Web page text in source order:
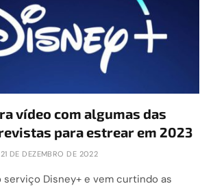
vídeo com algumas das
para estrear em 2023
21 DE DEZEMBRO DE 2022
serviço Disney+ e vem curtindo as